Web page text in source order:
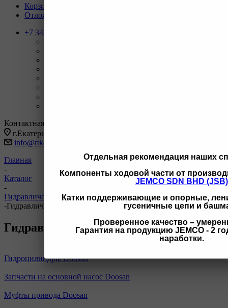
Отдельная рекомендация наших
Компоненты ходовой части от
JEMCO SDN BHD (JSB)
Катки поддерживающие и опорные,
гусеничные цепи и
Проверенное качество –
Гарантия на продукцию JEMCO - 2
наработки.
Корзина
Отложенные
+7 343 247-83-62
Контактная информация
г.Екатеринбург, ул Черняховского 86 корп 9/3
info@rtk-parts.ru
Главная
-
Каталог
-
Гидравлическая система
-Гидравлическая система Doosan
Гидравлическая система Doosan
Гидроцилиндры Doosan
Запчасти на основной насос Doosan
Муфты привода Doosan